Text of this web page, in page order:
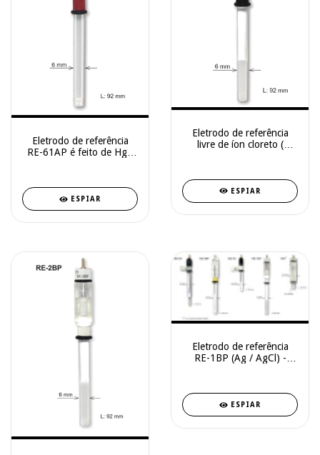
Eletrodo de referência
RE-61AP é feito de Hg /
ESPIAR
Eletrodo de referência
livre de íon cloreto (
ESPIAR
Eletrodo de referência
RE-1BP (Ag / AgCl) -
ESPIAR